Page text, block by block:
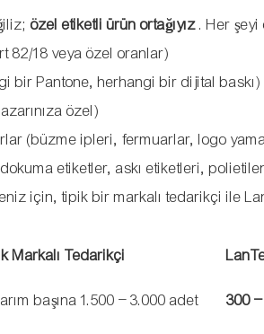
özel etiketli ürün ortağıyız. Her şeyi
82/18 veya özel oranlar)
bir Pantone, herhangi bir dijital baskı)
özel)
(büzme ipleri, fermuarlar, logo
etiketler, askı etiketleri,
için, tipik bir markalı tedarikçi ile
Markalı Tedarikçi
başına 1.500 – 3.000 adet 300